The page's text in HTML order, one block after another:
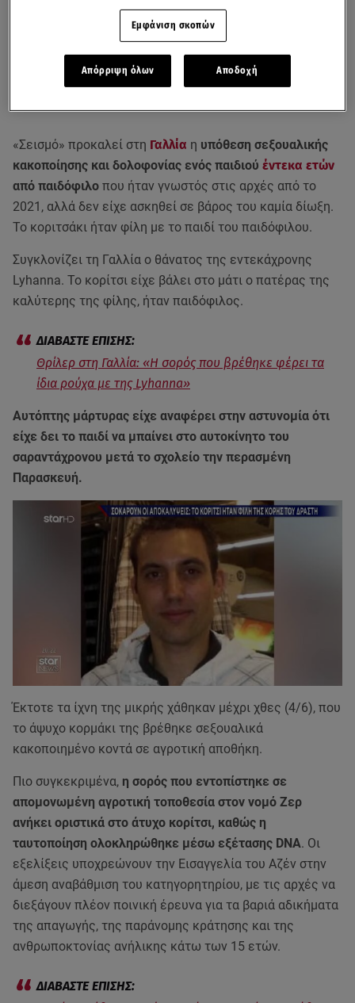
«Σεισμό» προκαλεί στη Γαλλία η υπόθεση σεξουαλικής
κακοποίησης και δολοφονίας ενός παιδιού έντεκα ετών
από παιδόφιλο που ήταν γνωστός στις αρχές από το
2021, αλλά δεν είχε ασκηθεί σε βάρος του καμία δίωξη.
Το κοριτσάκι ήταν φίλη με το παιδί του παιδόφιλου.
Συγκλονίζει τη Γαλλία ο θάνατος της εντεκάχρονης
Lyhanna. Το κορίτσι είχε βάλει στο μάτι ο πατέρας της
καλύτερης της φίλης, ήταν παιδόφιλος.
Θρίλερ στη Γαλλία: «Η σορός που βρέθηκε φέρει τα
ίδια ρούχα με της Lyhanna»
Αυτόπτης μάρτυρας είχε αναφέρει στην αστυνομία ότι
είχε δει το παιδί να μπαίνει στο αυτοκίνητο του
σαραντάχρονου μετά το σχολείο την περασμένη
Παρασκευή.
Έκτοτε τα ίχνη της μικρής χάθηκαν μέχρι χθες (4/6), που
το άψυχο κορμάκι της βρέθηκε σεξουαλικά
κακοποιημένο κοντά σε αγροτική αποθήκη.
Πιο συγκεκριμένα, η σορός που εντοπίστηκε σε
απομονωμένη αγροτική τοποθεσία στον νομό Ζερ
ανήκει οριστικά στο άτυχο κορίτσι, καθώς η
ταυτοποίηση ολοκληρώθηκε μέσω εξέτασης DNA. Οι
εξελίξεις υποχρεώνουν την Εισαγγελία του Αζέν στην
άμεση αναβάθμιση του κατηγορητηρίου, με τις αρχές να
διεξάγουν πλέον ποινική έρευνα για τα βαριά αδικήματα
της απαγωγής, της παράνομης κράτησης και της
ανθρωποκτονίας ανήλικης κάτω των 15 ετών.
Εμφάνιση σκοπών
Απόρριψη όλων Αποδοχή